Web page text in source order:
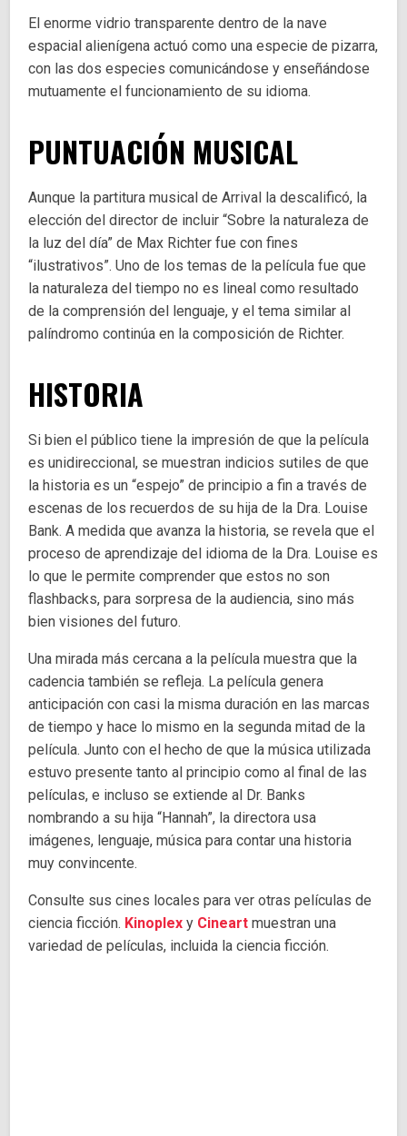
El enorme vidrio transparente dentro de la nave
espacial alienígena actuó como una especie de pizarra,
con las dos especies comunicándose y enseñándose
mutuamente el funcionamiento de su idioma.
PUNTUACIÓN MUSICAL
Aunque la partitura musical de Arrival la descalificó, la
elección del director de incluir “Sobre la naturaleza de
la luz del día” de Max Richter fue con fines
“ilustrativos”. Uno de los temas de la película fue que
la naturaleza del tiempo no es lineal como resultado
de la comprensión del lenguaje, y el tema similar al
palíndromo continúa en la composición de Richter.
HISTORIA
Si bien el público tiene la impresión de que la película
es unidireccional, se muestran indicios sutiles de que
la historia es un “espejo” de principio a fin a través de
escenas de los recuerdos de su hija de la Dra. Louise
Bank. A medida que avanza la historia, se revela que el
proceso de aprendizaje del idioma de la Dra. Louise es
lo que le permite comprender que estos no son
flashbacks, para sorpresa de la audiencia, sino más
bien visiones del futuro.
Una mirada más cercana a la película muestra que la
cadencia también se refleja. La película genera
anticipación con casi la misma duración en las marcas
de tiempo y hace lo mismo en la segunda mitad de la
película. Junto con el hecho de que la música utilizada
estuvo presente tanto al principio como al final de las
películas, e incluso se extiende al Dr. Banks
nombrando a su hija “Hannah”, la directora usa
imágenes, lenguaje, música para contar una historia
muy convincente.
Consulte sus cines locales para ver otras películas de
ciencia ficción. Kinoplex y Cineart muestran una
variedad de películas, incluida la ciencia ficción.